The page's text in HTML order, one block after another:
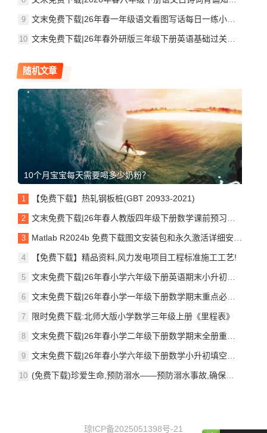
文末免费下载|26年春一年级语文看图写话每日一练小纸条,包含看图填空、看图写话练习+PDF电子版学习资料打印
文末免费下载|26年春外研版三年级下册英语基础过关训练,涵盖单词、句子、短语专项练习+PDF电子版学习资料打印
随机文章
10个月宝宝每天需要喝多少奶粉？
【免费下载】热轧钢板桩(GBT 20933-2021)
文末免费下载|26年春人教版四年级下册数学课前预习单,覆盖全册重点知识点与预习练习+PDF电子版学习资料打印
Matlab R2024b 免费下载图文安装包和永久激活详细安装教程(附全部版本包)
【免费下载】精品资料,风力发电项目工程标准施工工艺!
文末免费下载|26年春小学六年级下册英语期末小升初可数与不可数名词专项练习+PDF电子版资料可下载打印
文末免费下载|26年春小学一年级下册数学期末重点必背填空汇总练习+PDF电子版资料可下载打印
限时免费下载:北师大版小学数学三年级上册《里程表》
文末免费下载|26年春小学二年级下册数学期末全册重点知识归纳练习+PDF电子版资料可下载打印
文末免费下载|26年春小学六年级下册数学小升初填空题期末复习练习+PDF电子版资料可下载打印
(免费下载)珍爱生命,预防溺水——预防溺水事故,确保学生暑假安全教育ppt
琼ICP备2025051398号-21